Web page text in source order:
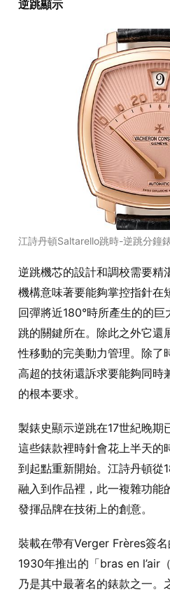
逆跳顯示
江詩丹頓Saltarello跳時-逆跳分鐘錶
逆跳機芯的設計和調校需要精
機構意味著要能夠掌控指針在
回彈將近180°時所產生的的
跳的關鍵所在。除此之外它還
性移動的完美動力管理。除了
高超的技術還訴求要能夠同時
的根本要求。
製錶史顯示逆跳在17世紀晚期
這些錶款裡時針會花上半天的
到起點重新開始。江詩丹頓從
融入到作品裡，此一複雜功能
發揮品牌在技術上的創意。
裝載在帶有Verger Frères簽
1930年推出的「bras en l’air
乃是其中最著名的錶款之一。